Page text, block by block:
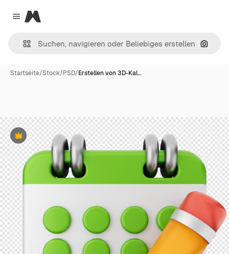
Close menu
Magnific
Nach
Startseite/Stock/PSD/Erstellen von 3D-Kal…
Premium